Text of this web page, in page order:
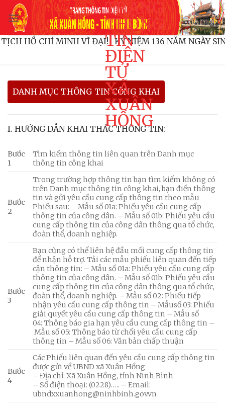
qua
dung
TRANG
THÔNG
TIN
ĐIỆN
TỬ
XÃ
XUÂN
HỒNG
TỊCH HỒ CHÍ MINH VĨ ĐẠI! KỶ NIỆM 136 NĂM
DANH MỤC THÔNG TIN CÔNG KHAI
I. HƯỚNG DẪN KHAI THÁC THÔNG TIN:
Bước
1
Tìm kiếm thông tin liên quan trên Danh mục
thông tin công khai
Bước
2
Trong trường hợp thông tin bạn tìm kiếm không có
trên Danh mục thông tin công khai, bạn điền thông
tin và gửi yêu cầu cung cấp thông tin theo mẫu
Phiếu sau: – Mẫu số 01a: Phiếu yêu cầu cung cấp
thông tin của công dân. – Mẫu số 01b: Phiếu yêu cầu
cung cấp thông tin của công dân thông qua tổ chức,
đoàn thể, doanh nghiệp.
Bước
3
Bạn cũng có thể liên hệ đầu mối cung cấp thông tin
để nhận hỗ trợ. Tải các mẫu phiếu liên quan đến tiếp
cận thông tin: – Mẫu số 01a: Phiếu yêu cầu cung cấp
thông tin của công dân. – Mẫu số 01b: Phiếu yêu cầu
cung cấp thông tin của công dân thông qua tổ chức,
đoàn thể, doanh nghiệp. – Mẫu số 02: Phiếu tiếp
nhận yêu cầu cung cấp thông tin – Mẫusố 03: Phiếu
giải quyết yêu cầu cung cấp thông tin – Mẫu số
04: Thông báo gia hạn yêu cầu cung cấp thông tin –
Mẫu số 05: Thông báo từ chối yêu cầu cung cấp
thông tin – Mẫu số 06: Văn bản chấp thuận
Bước
4
Các Phiếu liên quan đến yêu cầu cung cấp thông tin
được gửi về UBND xã Xuân Hồng
– Địa chỉ: Xã Xuân Hồng, tỉnh Ninh Bình.
– Số điện thoại: (0228)….. – Email:
ubndxxuanhong@ninhbinh.gov.vn